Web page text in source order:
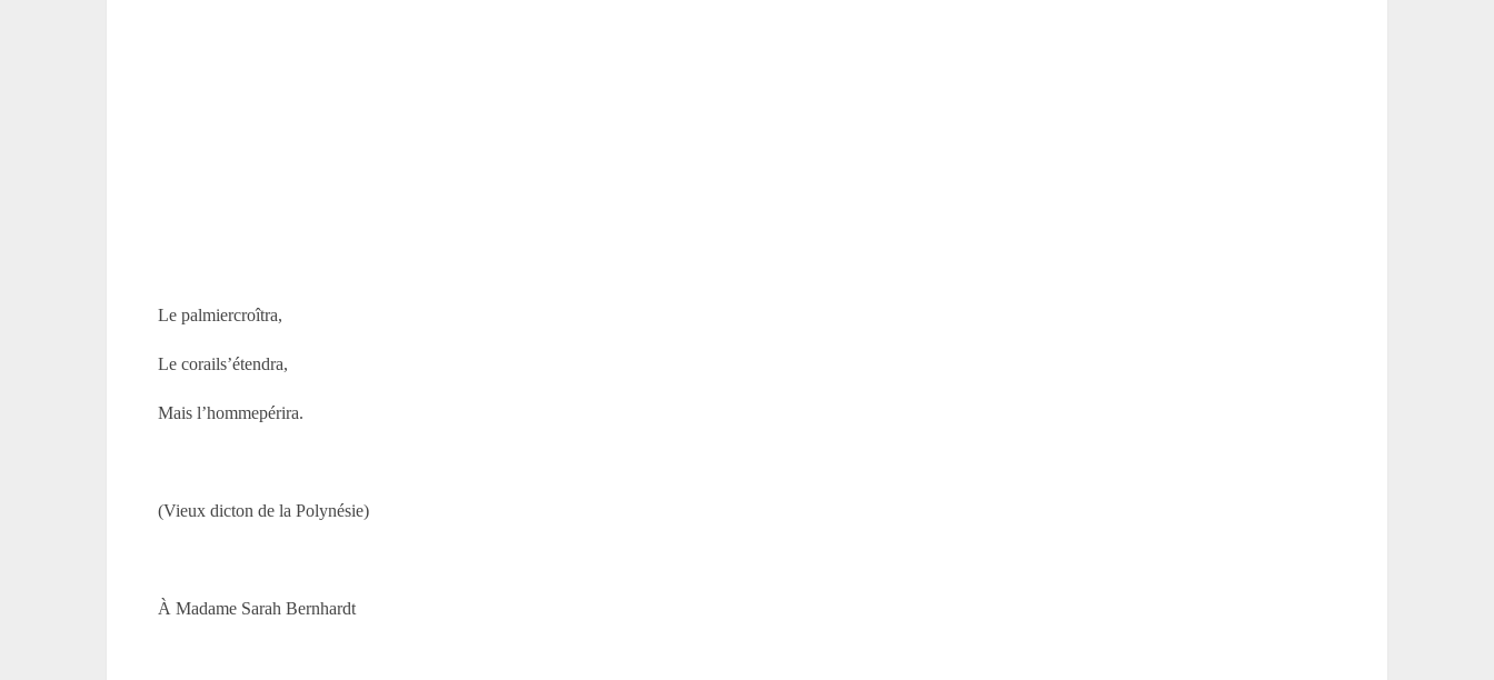
Le palmiercroîtra,
Le corails’étendra,
Mais l’hommepérira.
(Vieux dicton de la Polynésie)
À Madame Sarah Bernhardt